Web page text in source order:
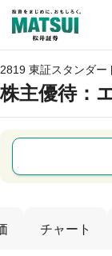
2819 東証スタンダー
株主優待：
チャート